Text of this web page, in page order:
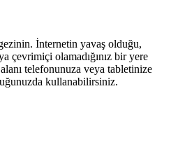
İnternetin yavaş olduğu,
çevrimiçi olamadığınız bir yere
telefonunuza veya tabletinize
kullanabilirsiniz.